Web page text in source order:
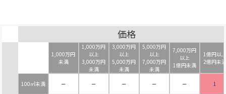
価格
1,000万円
未満
1,000万円
以上
3,000万円
未満
3,000万円
以上
5,000万円
未満
5,000万円
以上
7,000万円
未満
7,000万円
以上
1億円未満
1億円以上
2億円未満
100㎡未満 － － － － －
1